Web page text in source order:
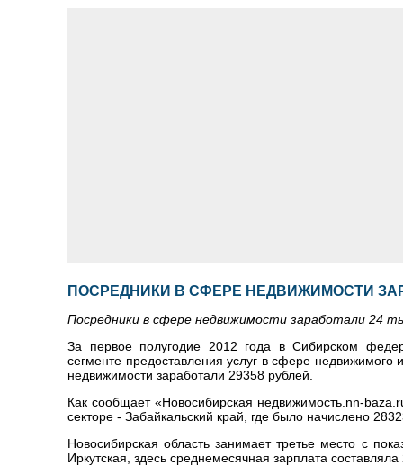
ПОСРЕДНИКИ В СФЕРЕ НЕДВИЖИМОСТИ
Посредники в сфере недвижимости заработали 24
За первое полугодие 2012 года в Сибирском
сегменте предоставления услуг в сфере
недвижимости заработали 29358 рублей.
Как сообщает «Новосибирская недвижимость.nn-
секторе - Забайкальский край, где было начислено
Новосибирская область занимает третье место с
Иркутская, здесь среднемесячная зарплата